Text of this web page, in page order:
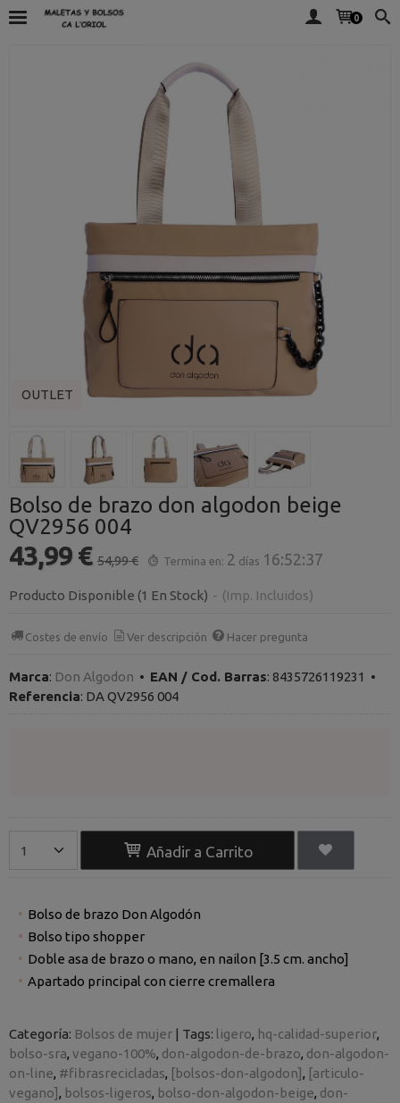
0
OUTLET
Bolso de brazo don algodon beige
QV2956 004
43,99 € 54,99 € Termina en: 2 días 16:52:36
Producto Disponible (1 En Stock) - (Imp. Incluidos)
Costes de envío Ver descripción Hacer pregunta
Marca: Don Algodon • EAN / Cod. Barras: 8435726119231 •
Referencia: DA QV2956 004
Añadir a Carrito
Bolso de brazo Don Algodón
Bolso tipo shopper
Doble asa de brazo o mano, en nailon [3.5 cm. ancho]
Apartado principal con cierre cremallera
Categoría: Bolsos de mujer | Tags: ligero hq-calidad-superior
bolso-sra vegano-100% don-algodon-de-brazo don-algodon-
on-line #fibrasrecicladas [bolsos-don-algodon]
[articulo-
vegano]
bolsos-ligeros bolso-don-algodon-beige don-